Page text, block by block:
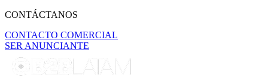
CONTÁCTANOS
CONTACTO COMERCIAL
SER ANUNCIANTE